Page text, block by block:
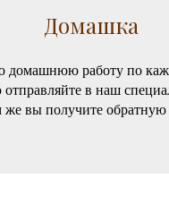
Домашка
домашнюю работу по
в наш
же вы получите обратную